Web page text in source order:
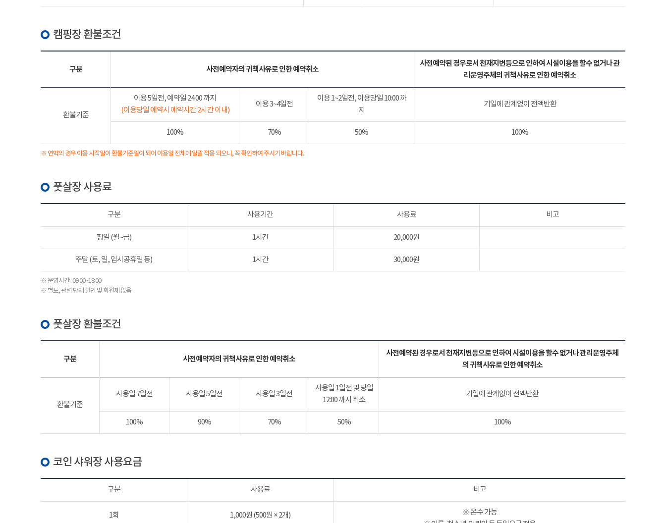
캠핑장 환불조건
구분 사전예약자의 귀책사유로 인한 예약취소
사전예약된 경우로서 천재지변등으로 인하여 시설이용을 할수 없거나 관
리운영주체의 귀책사유로 인한 예약취소
환불기준
이용 5일전, 예약일 24:00 까지
(이용당일 예약시 예약시간 2시간 이내)
이용 3~4일전
이용 1~2일전, 이용당일 10:00 까
지
기일에 관계없이 전액반환
100% 70% 50% 100%
※ 연박의 경우 이용 시작일이 환불기준일이 되어 이용일 전체에 일괄 적용 되오니, 꼭 확인하여 주시기 바랍니다.
풋살장 사용료
구분 사용기간 사용료 비고
평일 (월~금) 1시간 20,000원
주말 (토, 일, 임시공휴일 등) 1시간 30,000원
※ 운영시간 : 09:00~18:00
※ 별도, 관련 단체 할인 및 회원제 없음
풋살장 환불조건
구분 사전예약자의 귀책사유로 인한 예약취소
사전예약된 경우로서 천재지변등으로 인하여 시설이용을 할수 없거나 관리운영주체
의 귀책사유로 인한 예약취소
환불기준
사용일 7일전 사용일 5일전 사용일 3일전
사용일 1일전 및 당일
12:00 까지 취소
기일에 관계없이 전액반환
100% 90% 70% 50% 100%
코인 샤워장 사용요금
구분 사용료 비고
1회 1,000원 (500원 × 2개)
※ 온수 가능